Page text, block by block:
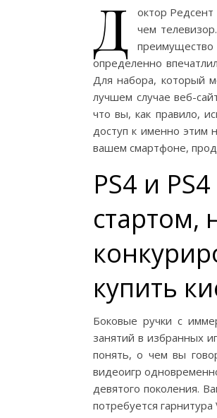
Д
октор Редсент
чем
преимущество
определенно
Для набора, который
лучшем случае веб-
что вы, как правило,
доступ к именно этим
вашем смартфоне,
PS4 и
стартом,
купить
Боковые ручки с
занятий в избранных
понять, о чем вы
видеоигр
девятого поколения.
потребуется